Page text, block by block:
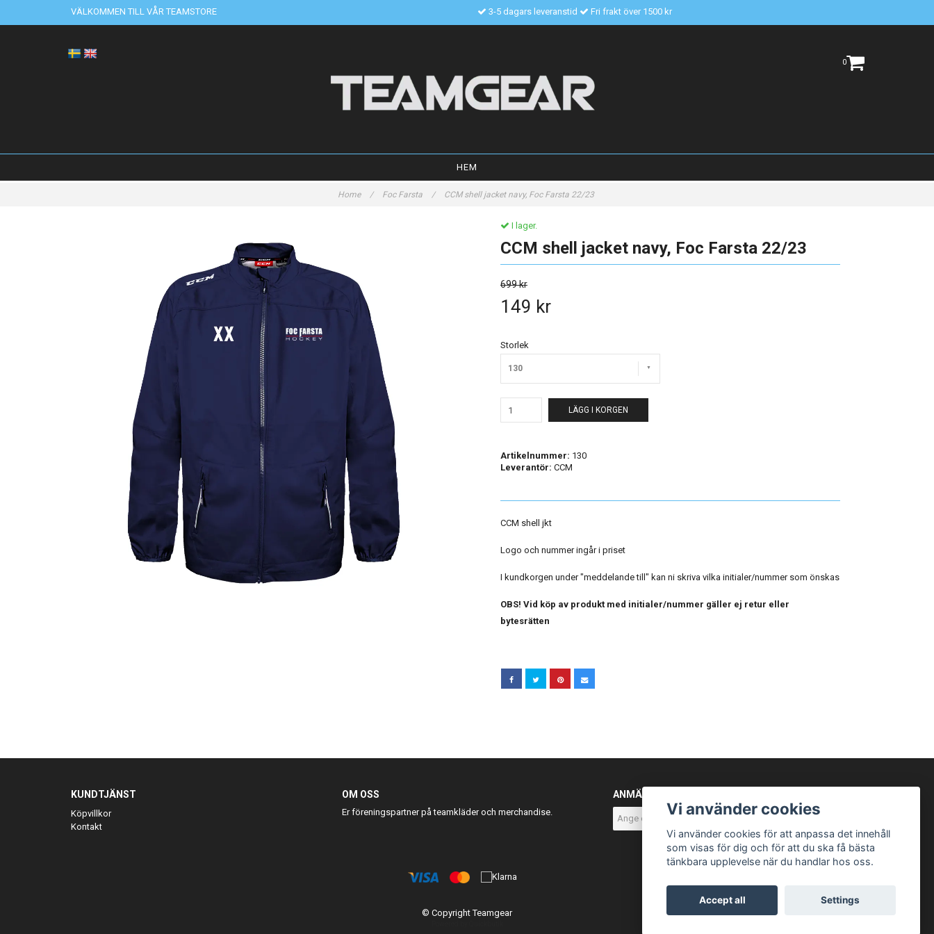
VÄLKOMMEN TILL VÅR TEAMSTORE 3-5 dagars leveranstid Fri frakt över 1500 kr
0
HEM
Home / Foc Farsta / CCM shell jacket navy, Foc Farsta 22/23
I lager.
CCM shell jacket navy, Foc Farsta 22/23
699 kr
149 kr
Storlek
130
LÄGG I KORGEN
Artikelnummer: 130
Leverantör: CCM
CCM shell jkt
Logo och nummer ingår i priset
I kundkorgen under "meddelande till" kan ni skriva vilka initialer/nummer som önskas
OBS! Vid köp av produkt med initialer/nummer gäller ej retur eller
bytesrätten
KUNDTJÄNST
Köpvillkor
Kontakt
OM OSS
Er föreningspartner på teamkläder och merchandise.
ANMÄL DIG TILL VÅRT NYHETSBREV
Prenumerera
© Copyright Teamgear
Vi använder cookies
Vi använder cookies för att anpassa det innehåll
som visas för dig och för att du ska få bästa
tänkbara upplevelse när du handlar hos oss.
Accept all Settings